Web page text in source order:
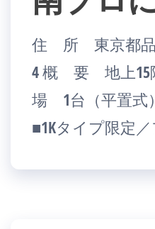
住 所 東京都品
4 概 要 地上15
場 1台（平置式
■1Kタイプ限定